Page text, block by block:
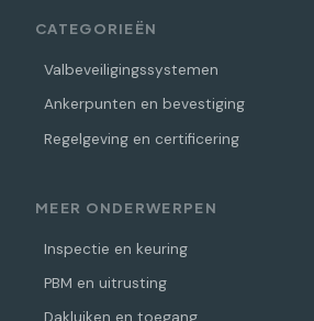
CATEGORIEËN
Valbeveiligingssystemen
Ankerpunten en bevestiging
Regelgeving en certificering
MEER ONDERWERPEN
Inspectie en keuring
PBM en uitrusting